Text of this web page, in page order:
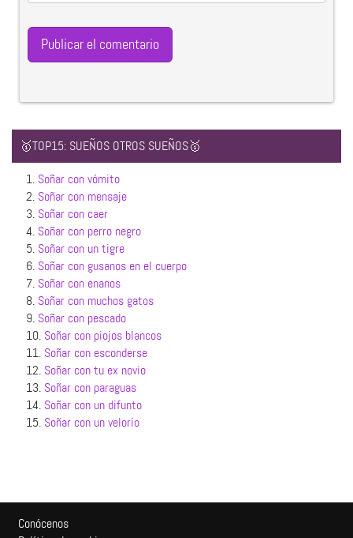
🥇TOP15: SUEÑOS OTROS SUEÑOS🥇
1. Soñar con vómito
2. Soñar con mensaje
3. Soñar con caer
4. Soñar con perro negro
5. Soñar con un tigre
6. Soñar con gusanos en el cuerpo
7. Soñar con enanos
8. Soñar con muchos gatos
9. Soñar con pescado
10. Soñar con piojos blancos
11. Soñar con esconderse
12. Soñar con tu ex novio
13. Soñar con paraguas
14. Soñar con un difunto
15. Soñar con un velorio
Conócenos